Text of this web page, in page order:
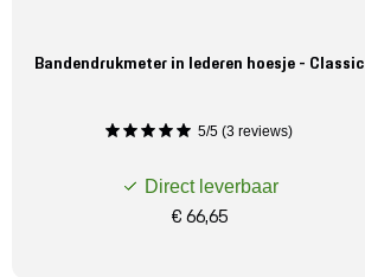
Bandendrukmeter in lederen hoesje - Classic
5/5 (3 reviews)
Direct leverbaar
€ 66,65